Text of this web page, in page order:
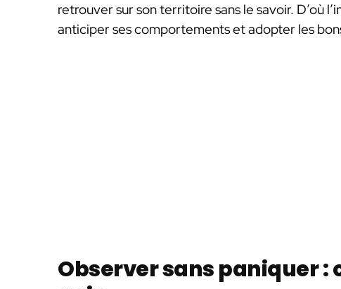
retrouver sur son territoire sans le savoir. D’où
anticiper ses comportements et adopter les
Observer sans paniquer